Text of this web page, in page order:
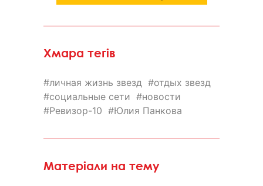
Хмара тегів
личная жизнь звезд
отдых звезд
социальные сети
новости
Ревизор-10
Юлия Панкова
Матеріали на тему